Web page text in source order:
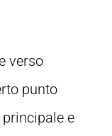
verso
punto
e